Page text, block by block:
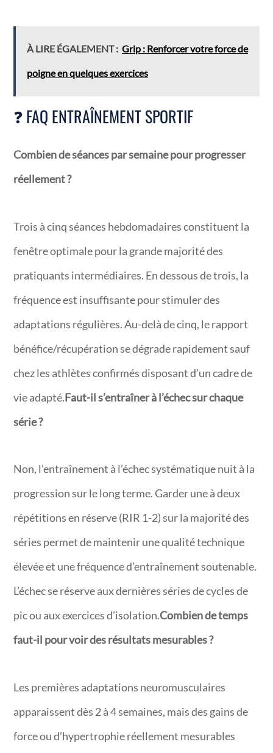
À LIRE ÉGALEMENT : Grip : Renforcer votre force de
poigne en quelques exercices
❓ FAQ ENTRAÎNEMENT SPORTIF
Combien de séances par semaine pour progresser
réellement ?
Trois à cinq séances hebdomadaires constituent la
fenêtre optimale pour la grande majorité des
pratiquants intermédiaires. En dessous de trois, la
fréquence est insuffisante pour stimuler des
adaptations régulières. Au-delà de cinq, le rapport
bénéfice/récupération se dégrade rapidement sauf
chez les athlètes confirmés disposant d’un cadre de
vie adapté.Faut-il s’entraîner à l’échec sur chaque
série ?
Non, l’entraînement à l’échec systématique nuit à la
progression sur le long terme. Garder une à deux
répétitions en réserve (RIR 1-2) sur la majorité des
séries permet de maintenir une qualité technique
élevée et une fréquence d’entraînement soutenable.
L’échec se réserve aux dernières séries de cycles de
pic ou aux exercices d’isolation.Combien de temps
faut-il pour voir des résultats mesurables ?
Les premières adaptations neuromusculaires
apparaissent dès 2 à 4 semaines, mais des gains de
force ou d’hypertrophie réellement mesurables